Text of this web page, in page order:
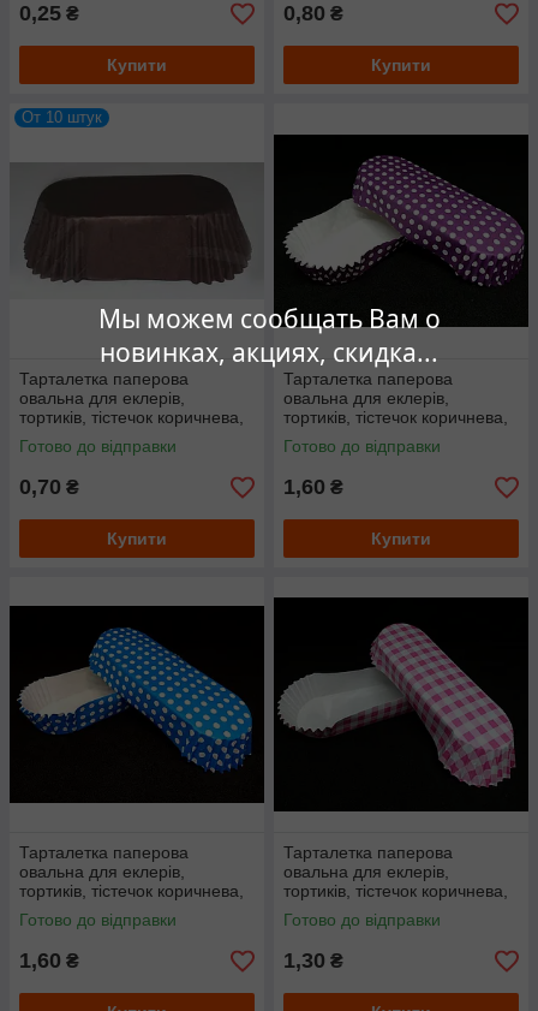
Мы можем сообщать Вам о
новинках, акциях, скидка...
0,25 ₴
Купити
0,80 ₴
Купити
От 10 штук
Тарталетка паперова
овальна для еклерів,
тортиків, тістечок коричнева,
80 мм х 35 мм. висота 30 мм
Готово до відправки
0,70 ₴
Купити
Тарталетка паперова
овальна для еклерів,
тортиків, тістечок коричнева,
145мм х 50мм. висота 24мм
Фіолетова
Готово до відправки
1,60 ₴
Купити
Тарталетка паперова
овальна для еклерів,
тортиків, тістечок коричнева,
145мм х 50мм. висота 24мм
Синя
Готово до відправки
1,60 ₴
Тарталетка паперова
овальна для еклерів,
тортиків, тістечок коричнева,
145мм х 50мм. висота 24мм
Рожева
Готово до відправки
1,30 ₴